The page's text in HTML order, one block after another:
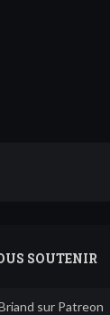
SOUTENIR
sur Patreon